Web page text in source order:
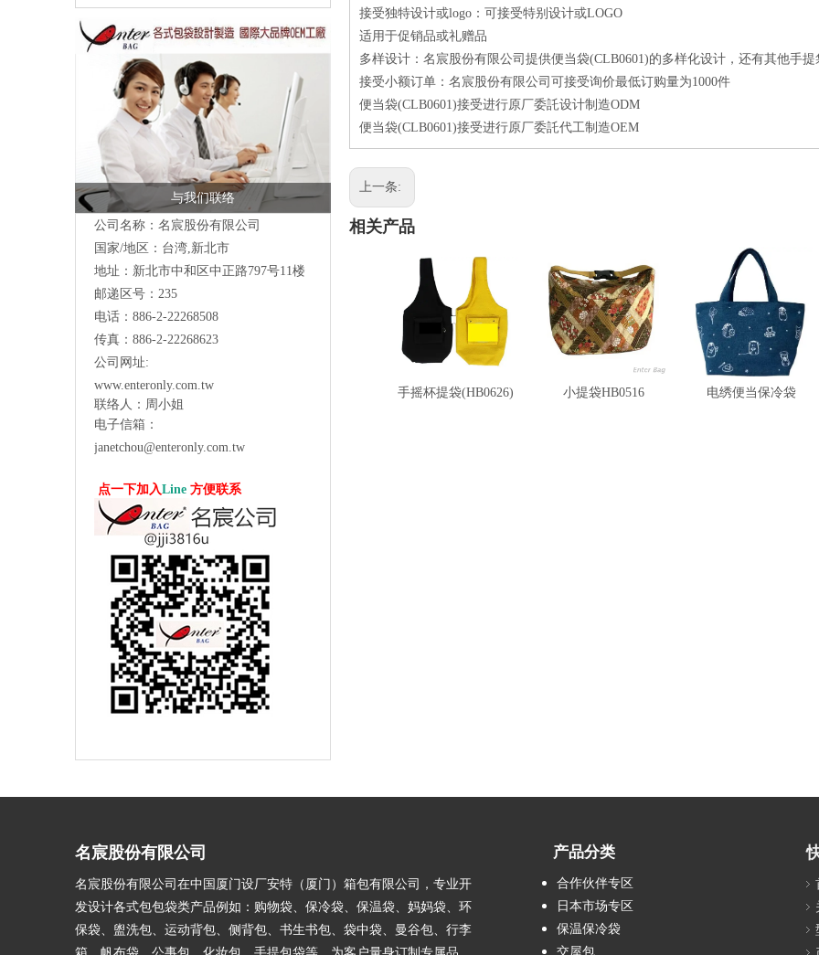
与我们联络
公司名称：名宸股份有限公司
国家/地区：台湾,新北市
地址：新北市中和区中正路797号11楼
邮递区号：235
电话：886-2-22268508
传真：886-2-22268623
公司网址:
www.enteronly.com.tw
联络人：周小姐
电子信箱：
janetchou@enteronly.com.tw
点一下加入Line 方便联系
接受独特设计或logo：可接受特别设计或LOGO
适用于促销品或礼赠品
多样设计：名宸股份有限公司提供便当袋(CLB0601)的多样化设计，还有其他手
接受小额订单：名宸股份有限公司可接受询价最低订购量为1000件
便当袋(CLB0601)接受进行原厂委託设计制造ODM
便当袋(CLB0601)接受进行原厂委託代工制造OEM
上一条:
相关产品
手摇杯提袋(HB0626) 小提袋HB0516 电绣便当保冷袋
名宸股份有限公司
名宸股份有限公司在中国厦门设厂安特（厦门）箱包有限公司，专业开
发设计各式包包袋类产品例如：购物袋、保冷袋、保温袋、妈妈袋、环
保袋、盥洗包、运动背包、侧背包、书生书包、袋中袋、曼谷包、行李
产品分类
合作伙伴专区
日本市场专区
保温保冷袋
交屋包